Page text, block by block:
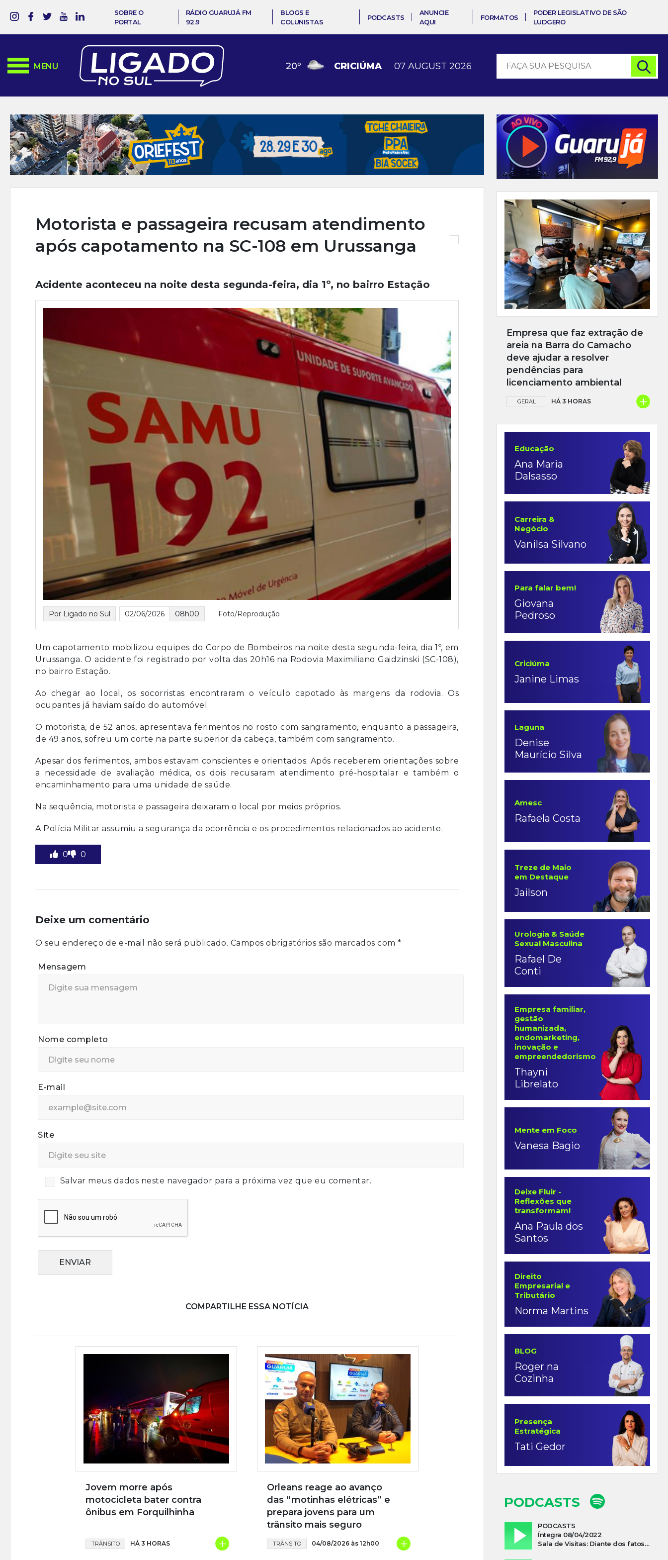
SOBRE O
PORTAL
RÁDIO GUARUJÁ FM
92.9
BLOGS E
COLUNISTAS
PODCASTS
ANUNCIE
AQUI
FORMATOS
PODER LEGISLATIVO DE SÃO
LUDGERO
MENU 20º CRICIÚMA 07 AUGUST 2026
Motorista e passageira recusam atendimento
após capotamento na SC-108 em Urussanga
Acidente aconteceu na noite desta segunda-feira, dia 1º, no bairro Estação
Por Ligado no Sul 02/06/2026 08h00 Foto/Reprodução
Um capotamento mobilizou equipes do Corpo de Bombeiros na noite desta segunda-feira, dia 1º, em
Urussanga. O acidente foi registrado por volta das 20h16 na Rodovia Maximiliano Gaidzinski (SC-108),
no bairro Estação.
Ao chegar ao local, os socorristas encontraram o veículo capotado às margens da rodovia. Os
ocupantes já haviam saído do automóvel.
O motorista, de 52 anos, apresentava ferimentos no rosto com sangramento, enquanto a passageira,
de 49 anos, sofreu um corte na parte superior da cabeça, também com sangramento.
Apesar dos ferimentos, ambos estavam conscientes e orientados. Após receberem orientações sobre
a necessidade de avaliação médica, os dois recusaram atendimento pré-hospitalar e também o
encaminhamento para uma unidade de saúde.
Na sequência, motorista e passageira deixaram o local por meios próprios.
A Polícia Militar assumiu a segurança da ocorrência e os procedimentos relacionados ao acidente.
0 0
Deixe um comentário
O seu endereço de e-mail não será publicado. Campos obrigatórios são marcados com *
Mensagem
Nome completo
E-mail
Site
Salvar meus dados neste navegador para a próxima vez que eu comentar.
ENVIAR
COMPARTILHE ESSA NOTÍCIA
Jovem morre após
motocicleta bater contra
ônibus em Forquilhinha
TRÂNSITO HÁ 3 HORAS +
Orleans reage ao avanço
das “motinhas elétricas” e
prepara jovens para um
trânsito mais seguro
TRÂNSITO 04/08/2026 às 12h00 +
Empresa que faz extração de
areia na Barra do Camacho
deve ajudar a resolver
pendências para
licenciamento ambiental
GERAL HÁ 3 HORAS +
Educação
Ana Maria
Dalsasso
Carreira &
Negócio
Vanilsa Silvano
Para falar bem!
Giovana
Pedroso
Criciúma
Janine Limas
Laguna
Denise
Maurício Silva
Amesc
Rafaela Costa
Treze de Maio
em Destaque
Jailson
Urologia & Saúde
Sexual Masculina
Rafael De
Conti
Empresa familiar,
gestão
humanizada,
endomarketing,
inovação e
empreendedorismo
Thayni
Librelato
Mente em Foco
Vanesa Bagio
Deixe Fluir -
Reflexões que
transformam!
Ana Paula dos
Santos
Direito
Empresarial e
Tributário
Norma Martins
BLOG
Roger na
Cozinha
Presença
Estratégica
Tati Gedor
PODCASTS
PODCASTS
Íntegra 08/04/2022
Sala de Visitas: Diante dos fatos que influenciam a economia o que podemos esperar de 2022